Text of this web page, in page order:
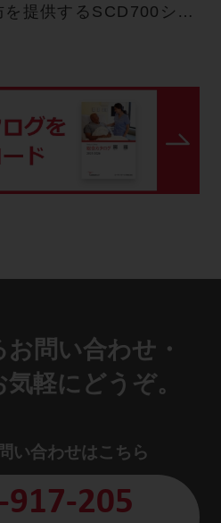
を提供するSCD700シリ
問い合わせ・
軽にどうぞ。
い合わせはこちら
917-205